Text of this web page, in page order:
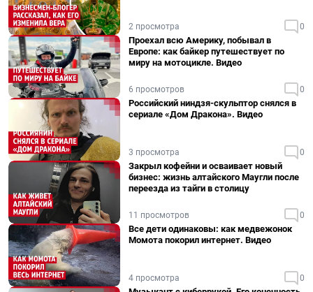
2 просмотра 0
Проехал всю Америку, побывал в
Европе: как байкер путешествует по
миру на мотоцикле. Видео
6 просмотров 0
Российский ниндзя-скульптор снялся в
сериале «Дом Дракона». Видео
3 просмотра 0
Закрыл кофейни и осваивает новый
бизнес: жизнь алтайского Маугли после
переезда из тайги в столицу
11 просмотров 0
Все дети одинаковы: как медвежонок
Момота покорил интернет. Видео
4 просмотра 0